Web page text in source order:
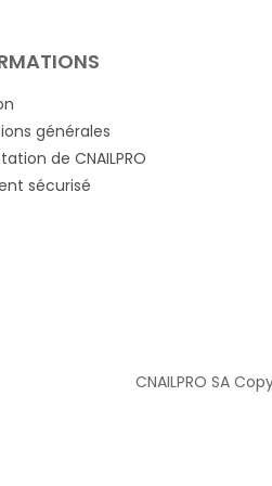
générales
de CNAILPRO
sécurisé
CNAILPRO SA